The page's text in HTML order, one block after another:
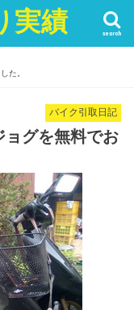
実績 search
た。
バイク引取日記
ョグを無料でお